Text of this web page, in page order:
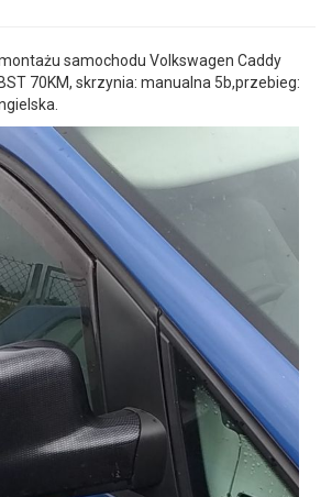
samochodu Volkswagen Caddy
70KM, skrzynia: manualna 5b,przebieg: